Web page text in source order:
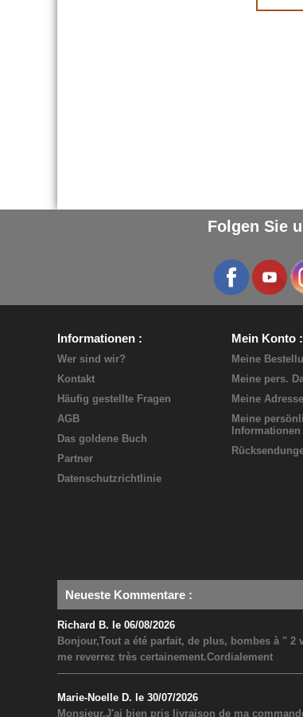
Folgen Sie
Informationen
Wer sind wir?
Kontakt
Häufig gestellte Fragen
AGB
Das goldene Buch
Partner
Datenschutzrichtlinie
Mein Konto
Meine
Meine pers.
Meine
Meine
Informationen
Neueste Kommentare :
Richard B. le 06/08/2026
Bonjour,Tout a été parfait, de plus, bombes à "
me reverrez très certainement.Cordialement
Marie-Noelle D. le 30/07/2026
Monsieur,J'ai bien pris livraison de ma